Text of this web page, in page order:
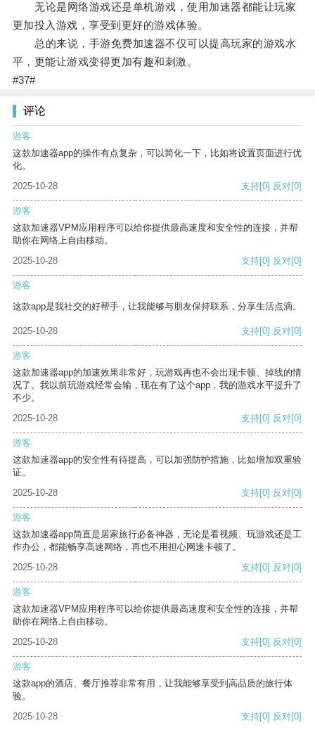
无论是网络游戏还是单机游戏，使用加速器都能让玩家
更加投入游戏，享受到更好的游戏体验。
总的来说，手游免费加速器不仅可以提高玩家的游戏水
平，更能让游戏变得更加有趣和刺激。
#37#
评论
游客
这款加速器app的操作有点复杂，可以简化一下，比如将设置页面进行优
化。
2025-10-28
支持[0] 反对[0]
游客
这款加速器VPM应用程序可以给你提供最高速度和安全性的连接，并帮
助你在网络上自由移动。
2025-10-28
支持[0] 反对[0]
游客
这款app是我社交的好帮手，让我能够与朋友保持联系，分享生活点滴。
2025-10-28 支持[0] 反对[0]
游客
这款加速器app的加速效果非常好，玩游戏再也不会出现卡顿、掉线的情
况了。我以前玩游戏经常会输，现在有了这个app，我的游戏水平提升了
不少。
2025-10-28
支持[0] 反对[0]
游客
这款加速器app的安全性有待提高，可以加强防护措施，比如增加双重验
证。
2025-10-28
支持[0] 反对[0]
游客
这款加速器app简直是居家旅行必备神器，无论是看视频、玩游戏还是工
作办公，都能畅享高速网络，再也不用担心网速卡顿了。
2025-10-28
支持[0] 反对[0]
游客
这款加速器VPM应用程序可以给你提供最高速度和安全性的连接，并帮
助你在网络上自由移动。
2025-10-28
支持[0] 反对[0]
游客
这款app的酒店、餐厅推荐非常有用，让我能够享受到高品质的旅行体
验。
2025-10-28
支持[0] 反对[0]